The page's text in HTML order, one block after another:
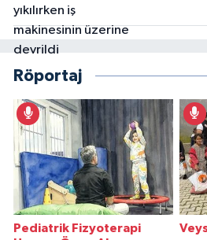
Röportaj
Pediatrik Fizyoterapi